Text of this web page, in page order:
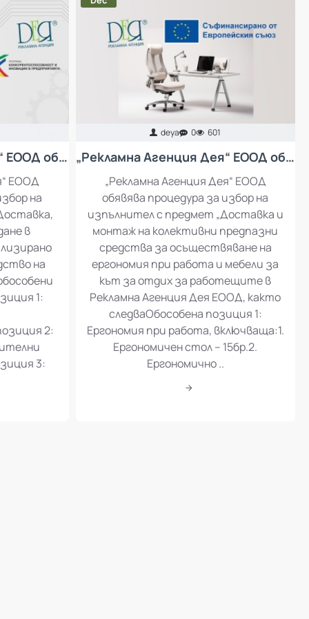
„Рекламна Агенция Дея“ ЕООД обявява процедура за избор на изпълнител с предмет: Доставка, инсталация и въвеждане в експлоатация на специализирано оборудване за производство на рекламни материали
ЕООД
на
в
на
1:
2:
3:
deya 0 601
„Рекламна Агенция Дея“ ЕООД обявява процедура за избор на изпълнител с предмет „Доставка и монтаж на колективни предпазни средства за осъществяване на ергономия при работа и мебели за кът за отдих за работещите в Рекламна Агенция Дея ЕООД
„Рекламна Агенция Дея“ ЕООД
обявява процедура за избор на
изпълнител с предмет „Доставка и
монтаж на колективни предпазни
средства за осъществяване на
ергономия при работа и мебели за
кът за отдих за работещите в
Рекламна Агенция Дея ЕООД, както
следваОбособена позиция 1:
Ергономия при работа, включваща:1.
Ергономичен стол – 15бр.2.
Ергономично ..